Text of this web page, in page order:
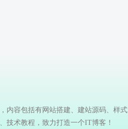
内容包括有网站搭建、建站源码、样式
技术教程，致力打造一个IT博客！